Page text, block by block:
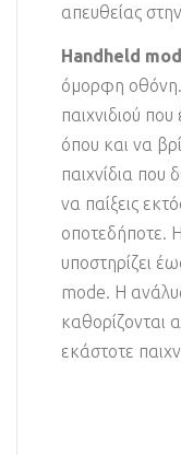
απευθείας
Handheld
όμορφη οθόνη.
παιχνιδιού
όπου και να
παιχνίδια που
να παίξεις
οποτεδήποτε.
υποστηρίζει
mode. Η
καθορίζονται
εκάστοτε